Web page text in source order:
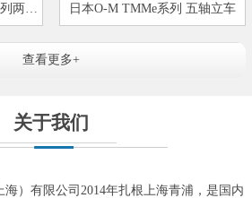
日本O-M TMMe系列 五轴立车
查看更多+
关于我们
有限公司2014年扎根上海青浦，是国内